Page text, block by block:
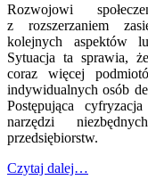
Rozwojowi
z rozszerzaniem
kolejnych aspektów
Sytuacja ta sprawia,
coraz więcej
indywidualnych osób
Postępująca
narzędzi
przedsiębiorstw.
Czytaj dalej…